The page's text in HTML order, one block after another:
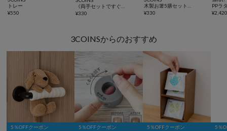
トレー
¥550
¥330
¥330 ¥
3COINSからのおすすめ
5％OFFクーポン 5％OFFクーポン 5％OFFクーポン 5％